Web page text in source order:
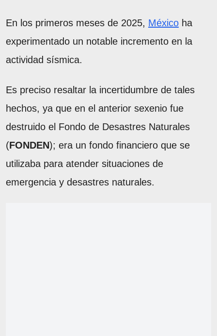
En los primeros meses de 2025, México ha
experimentado un notable incremento en la
actividad sísmica.
Es preciso resaltar la incertidumbre de tales
hechos, ya que en el anterior sexenio fue
destruido el Fondo de Desastres Naturales
(FONDEN); era un fondo financiero que se
utilizaba para atender situaciones de
emergencia y desastres naturales.